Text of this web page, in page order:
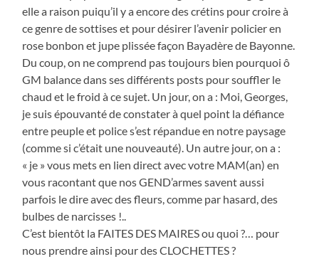
elle a raison puiqu’il y a encore des crétins pour croire à
ce genre de sottises et pour désirer l’avenir policier en
rose bonbon et jupe plissée façon Bayadère de Bayonne.
Du coup, on ne comprend pas toujours bien pourquoi ô
GM balance dans ses différents posts pour souffler le
chaud et le froid à ce sujet. Un jour, on a : Moi, Georges,
je suis épouvanté de constater à quel point la défiance
entre peuple et police s’est répandue en notre paysage
(comme si c’était une nouveauté). Un autre jour, on a :
« je » vous mets en lien direct avec votre MAM(an) en
vous racontant que nos GEND’armes savent aussi
parfois le dire avec des fleurs, comme par hasard, des
bulbes de narcisses !..
C’est bientôt la FAITES DES MAIRES ou quoi ?… pour
nous prendre ainsi pour des CLOCHETTES ?